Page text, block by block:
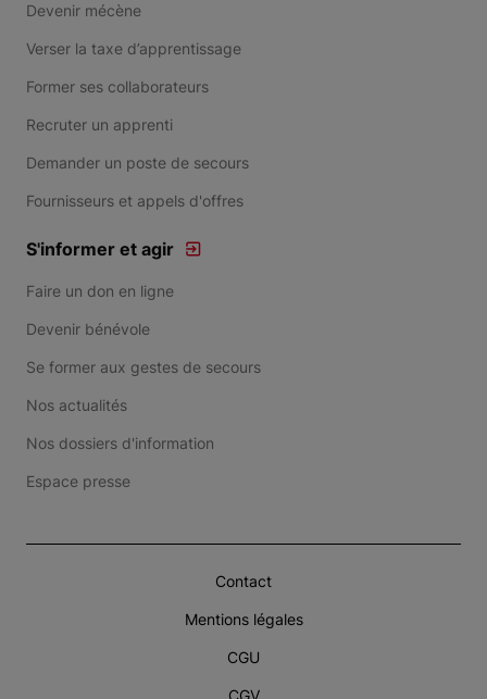
Devenir mécène
Verser la taxe d’apprentissage
Former ses collaborateurs
Recruter un apprenti
Demander un poste de secours
Fournisseurs et appels d'offres
S'informer et agir
Faire un don en ligne
Devenir bénévole
Se former aux gestes de secours
Nos actualités
Nos dossiers d'information
Espace presse
Contact
Mentions légales
CGU